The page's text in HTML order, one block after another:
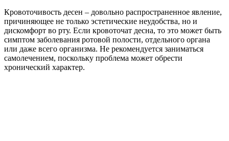
Кровоточивость десен – довольно распространенное явление,
причиняющее не только эстетические неудобства, но и
дискомфорт во рту. Если кровоточат десна, то это может быть
симптом заболевания ротовой полости, отдельного органа
или даже всего организма. Не рекомендуется заниматься
самолечением, поскольку проблема может обрести
хронический характер.